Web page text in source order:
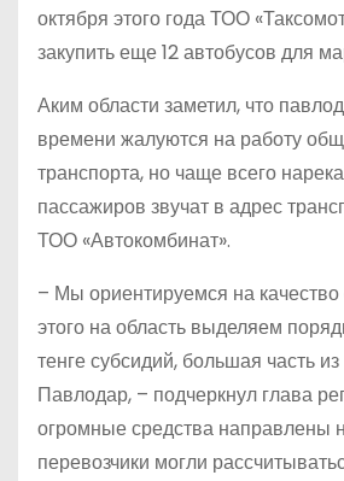
октября этого года ТОО
закупить еще 12 автобусов для
Аким области заметил, что
времени жалуются на работу
транспорта, но чаще всего
пассажиров звучат в адрес
ТОО «Автокомбинат».
– Мы ориентируемся на качество
этого на область выделяем
тенге субсидий, большая часть
Павлодар, – подчеркнул глава
огромные средства направлены
перевозчики могли